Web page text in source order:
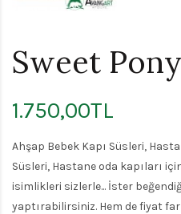
Sweet Pony
1.750,00TL
Ahşap Bebek Kapı Süsleri,
Süsleri, Hastane oda kapıları
isimlikleri sizlerle... İster
yaptırabilirsiniz. Hem de fiyat